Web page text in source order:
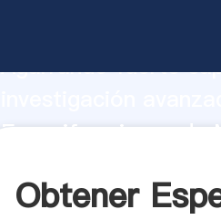
Agarrando fuerte
Especificaciones
Obtener